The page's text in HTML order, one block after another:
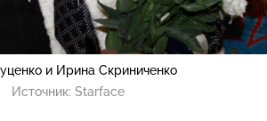
и Ирина Скриниченко
Источник: Starface